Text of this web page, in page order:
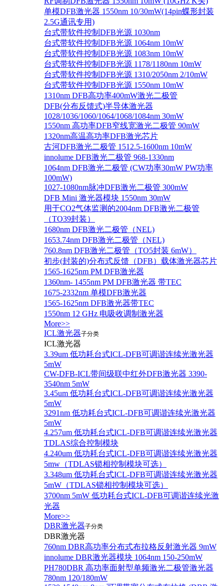
单模DFB激光器 1550nm 10/30mW(14pin蝶形封装
2.5G通讯专用)
台式带软件控制DFB光源 1030nm
台式带软件控制DFB光源 1064nm 10mW
台式带软件控制DFB光源 1083nm 10mW
台式带软件控制DFB光源 1178/1180nm 10mW
台式带软件控制DFB光源 1310/2050nm 2/10mW
台式带软件控制DFB光源 1550nm 10mW
1310nm DFB高功率400mW激光二极管
DFB(分布反馈式)半导体激光器
1028/1036/1060/1064/1068/1084nm 30mW
1550nm 高功率DFB窄线宽激光二极管 90mW
1320nm高温高功率DFB激光芯片
古河DFB激光二极管 1512.5-1600nm 10mW
innolume DFB激光二极管 968-1330nm
1064nm DFB激光二极管 (CW功率30mW PW功率
100mW)
1027-1080nm脉冲DFB激光二极管 300mW
DFB Mini 激光器模块 1550nm 30mW
用于CO2气体监测的2004nm DFB激光二极管
（TO39封装）
1680nm DFB激光二极管（NEL)
1653.74nm DFB激光二极管（NEL)
760.8nm DFB激光二极管（TO5封装 6mW）
初步(封装的)分布式反馈（DFB）载体激光器芯片
1565-1625nm PM DFB激光器
1360nm- 1455nm PM DFB激光器 带TEC
1675-2332nm 单模DFB激光器
1565-1625nm DFB激光器带TEC
1550nm 12 GHz 电吸收调制激光器
More>>
ICL激光器子分类
ICL激光器
3.39um 低功耗台式ICL-DFB可调谐连续光激光器
5mW
CW-DFB-ICL带间级联中红外DFB激光器 3390-
3540nm 5mW
3.45um 低功耗台式ICL-DFB可调谐连续光激光器
5mW
3291nm 低功耗台式ICL-DFB可调谐连续光激光器
5mW
4.257um 低功耗台式ICL-DFB可调谐连续光激光器
TDLAS综合控制模块
4.240um 低功耗台式ICL-DFB可调谐连续光激光器
5mw（TDLAS锁相控制模块可选）
3.348um 低功耗台式ICL-DFB可调谐连续光激光器
5mW（TDLAS锁相控制模块可选）
3700nm 5mW 低功耗台式ICL-DFB可调谐连续光激
光器
More>>
DBR激光器子分类
DBR激光器
760nm DBR高功率分布式布拉格反射激光器 9mW
innolume DBR激光器模块 1064nm 150-250mW
PH780DBR 高功率面射型单频激光二极管激光器
780nm 120/180mW